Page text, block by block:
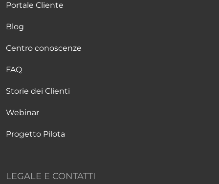
Portale Cliente
Blog
Centro conoscenze
FAQ
Storie dei Clienti
Webinar
Progetto Pilota
LEGALE E CONTATTI